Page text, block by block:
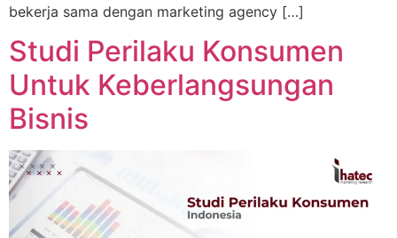
bekerja sama dengan marketing agency […]
Studi Perilaku Konsumen
Untuk Keberlangsungan
Bisnis